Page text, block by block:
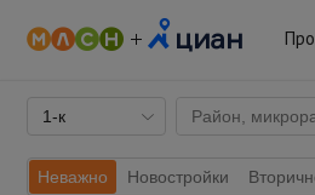
1-к Район,
Неважно Новостройки